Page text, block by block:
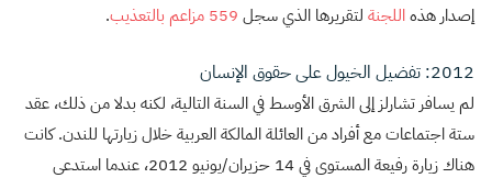
إصدار هذهاللجنة لتقريرها الذي سجل 559 مزاعم بالتعذيب .
2012: تفضيل الخيول على حقوق الإنسان
لم يسافر تشارلز إلى الشرق الأوسط في السنة التالية، لكنه بدلا من ذلك، عقد
ستة اجتماعات مع أفراد من العائلة المالكة العربية خلال زيارتها للندن. كانت
هناك زيارة رفيعة المستوى في 14 حزيران/يونيو 2012، عندما استدعى